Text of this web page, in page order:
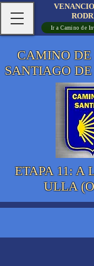
Ir a Camino de
CAMINO
SANTIAGO
ETAPA 11: A
ULLA